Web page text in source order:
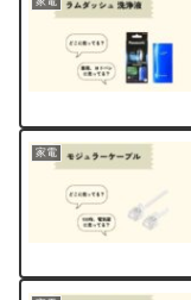
家電